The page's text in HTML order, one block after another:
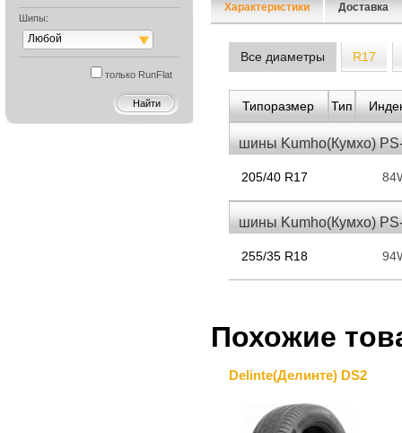
Шипы:
Любой
только RunFlat
Характеристики Доставка
Все диаметры R17
Типоразмер Тип
шины Kumho(Кумхо)
205/40 R17
шины Kumho(Кумхо)
255/35 R18
Похожие
Delinte(Делинте) DS2